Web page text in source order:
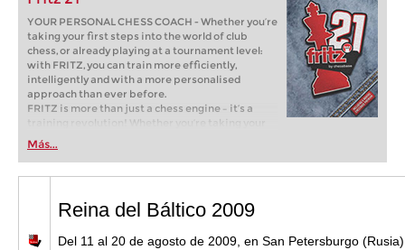
YOUR PERSONAL CHESS COACH - Whether you’re
taking your first steps into the world of club
chess, or already playing at a tournament level:
with FRITZ, you can train more efficiently,
intelligently and with a more personalised
approach than ever before.
FRITZ is more than just a chess engine – it’s a
training revolution! Whether you’re taking your
first steps into the world of club chess, or already
playing at a tournament level: with FRITZ, you can
train more efficiently, intelligently and with a
more personalised approach than ever before.
Más...
Reina del Báltico 2009
Del 11 al 20 de agosto de 2009, en San Petersburgo (Rusia)